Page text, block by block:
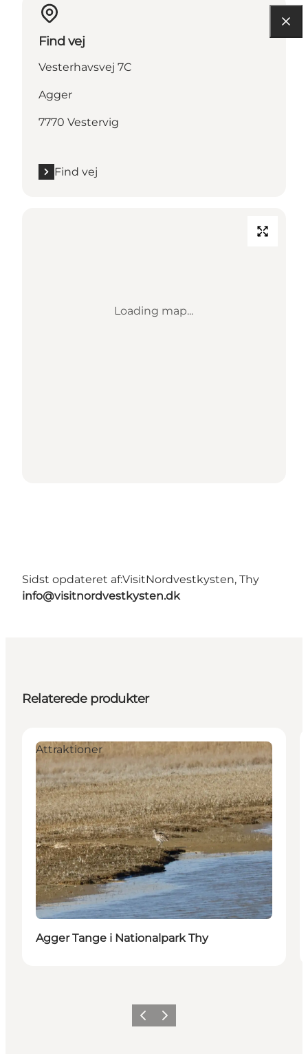
Find vej
Vesterhavsvej 7C
Agger
7770 Vestervig
Find vej
Loading map...
Sidst opdateret af:VisitNordvestkysten, Thy
info@visitnordvestkysten.dk
Relaterede produkter
Attraktioner
Agger Tange i Nationalpark Thy
ForrigeNæste